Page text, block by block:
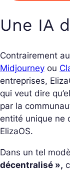
Une IA
Contrairement
Midjourney ou
entreprises,
qui veut dire
par la
entité unique ne
ElizaOS.
Dans un tel
décentralisé »,